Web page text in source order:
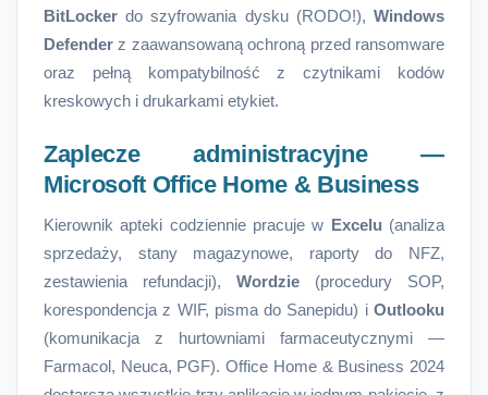
BitLocker do szyfrowania dysku (RODO!), Windows
Defender z zaawansowaną ochroną przed ransomware
oraz pełną kompatybilność z czytnikami kodów
kreskowych i drukarkami etykiet.
Zaplecze administracyjne —
Microsoft Office Home & Business
Kierownik apteki codziennie pracuje w Excelu (analiza
sprzedaży, stany magazynowe, raporty do NFZ,
zestawienia refundacji), Wordzie (procedury SOP,
korespondencja z WIF, pisma do Sanepidu) i Outlooku
(komunikacja z hurtowniami farmaceutycznymi —
Farmacol, Neuca, PGF). Office Home & Business 2024